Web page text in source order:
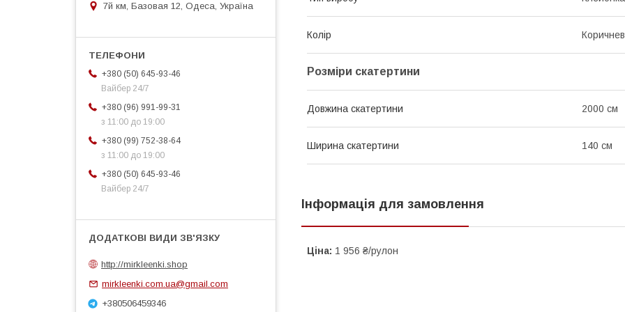
Колір
Розміри скатертини
Довжина скатертини 2000 см
Ширина скатертини 140 см
Інформація для замовлення
Ціна: 1 956 ₴/рулон
7й км, Базовая 12, Одеса, Україна
+380 (50) 645-93-46
Вайбер 24/7
+380 (96) 991-99-31
з 11:00 до 19:00
+380 (99) 752-38-64
з 11:00 до 19:00
+380 (50) 645-93-46
Вайбер 24/7
http://mirkleenki.shop
mirkleenki.com.ua@gmail.com
+380506459346